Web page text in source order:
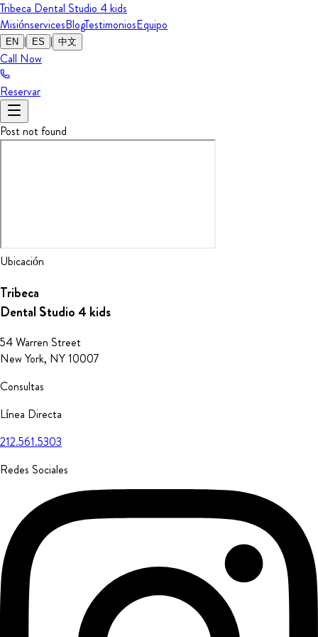
Tribeca Dental Studio 4 kids
MisiónservicesBlogTestimoniosEquipo
EN | ES | 中文
Call Now
Reservar
Post not found
Ubicación
Tribeca
Dental Studio 4 kids
54 Warren Street
New York, NY 10007
Consultas
Línea Directa
212.561.5303
Redes Sociales